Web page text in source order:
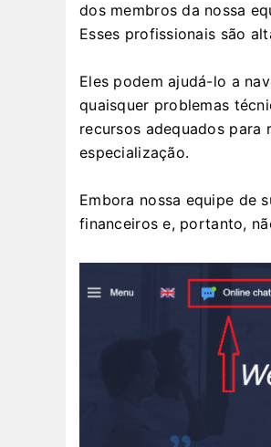
dos membros da nossa
Esses profissionais são
Eles podem ajudá-lo a
quaisquer problemas
recursos adequados para
especialização.
Embora nossa equipe de
financeiros e, portanto,